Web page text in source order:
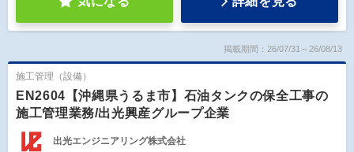
掲載期間：26/07/31～26/08/13
施工管理（設備）
EN2604【沖縄県うるま市】石油タンクの保全工事の
施工管理業務/出光興産グループ企業
出光エンジニアリング株式会社